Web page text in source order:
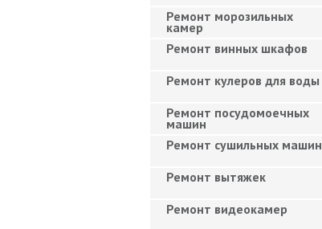
Ремонт морозильных
камер
Ремонт винных шкафов
Ремонт кулеров для воды
Ремонт посудомоечных
машин
Ремонт сушильных машин
Ремонт вытяжек
Ремонт видеокамер